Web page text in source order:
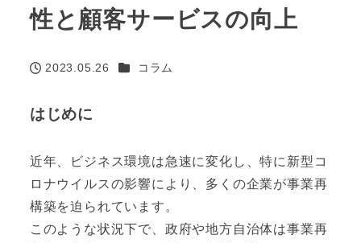
性と顧客サービスの向上
投稿日
2023.05.26 カテゴリー
コラム
はじめに
近年、ビジネス環境は急速に変化し、特に新型コ
ロナウイルスの影響により、多くの企業が事業再
構築を迫られています。
このような状況下で、政府や地方自治体は事業再